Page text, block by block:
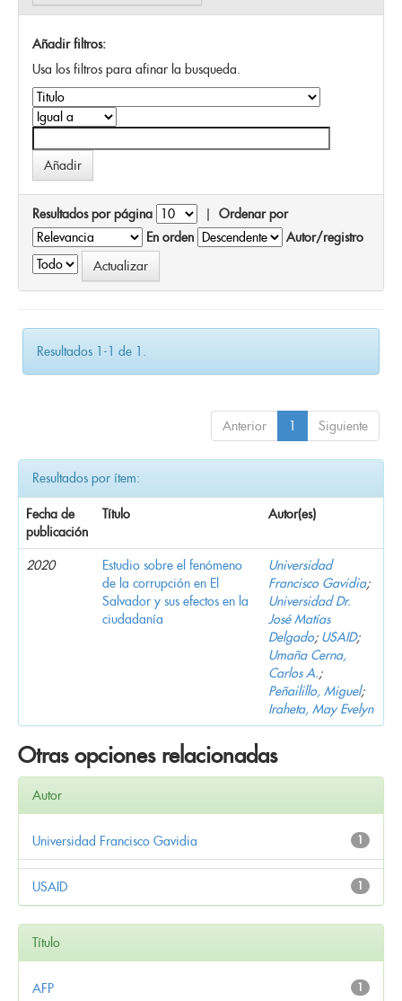
Añadir filtros:
Usa los filtros para afinar la busqueda.
Resultados por página | Ordenar por
En orden
Autor/registro
Resultados 1-1 de 1.
Anterior 1 Siguiente
Resultados por ítem:
Fecha de
publicación
Título Autor(es)
2020
Estudio sobre el fenómeno
de la corrupción en El
Salvador y sus efectos en la
ciudadanía
Universidad
Francisco Gavidia;
Universidad Dr.
José Matías
Delgado; USAID;
Umaña Cerna,
Carlos A.;
Peñailillo, Miguel;
Iraheta, May Evelyn
Otras opciones relacionadas
Autor
1
Universidad Francisco Gavidia
1
USAID
Título
1
AFP